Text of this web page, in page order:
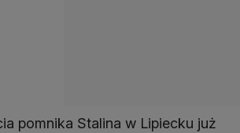
pomnika Stalina w Lipiecku już